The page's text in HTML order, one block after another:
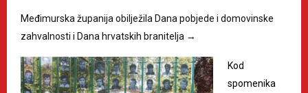
Međimurska županija obilježila Dana pobjede i domovinske
zahvalnosti i Dana hrvatskih branitelja →
Kod
spomenika